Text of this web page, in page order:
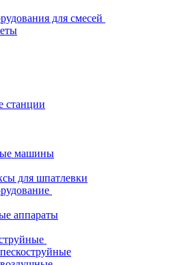
для смесей
станции
машины
для шпатлевки
аппараты